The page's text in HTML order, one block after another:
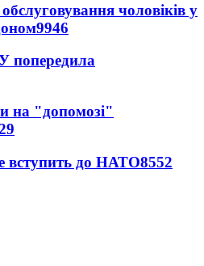
чоловіків у
9946
попередила
на "допомозі"
вступить до НАТО8552